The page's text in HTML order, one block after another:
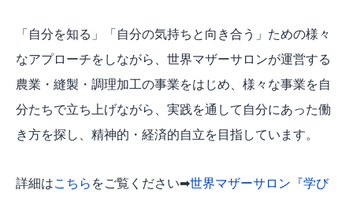
「自分を知る」「自分の気持ちと向き合う」ための様々
なアプローチをしながら、世界マザーサロンが運営する
農業・縫製・調理加工の事業をはじめ、様々な事業を自
分たちで立ち上げながら、実践を通して自分にあった働
き方を探し、精神的・経済的自立を目指しています。
詳細はこちら をご覧ください➡世界マザーサロン『学び